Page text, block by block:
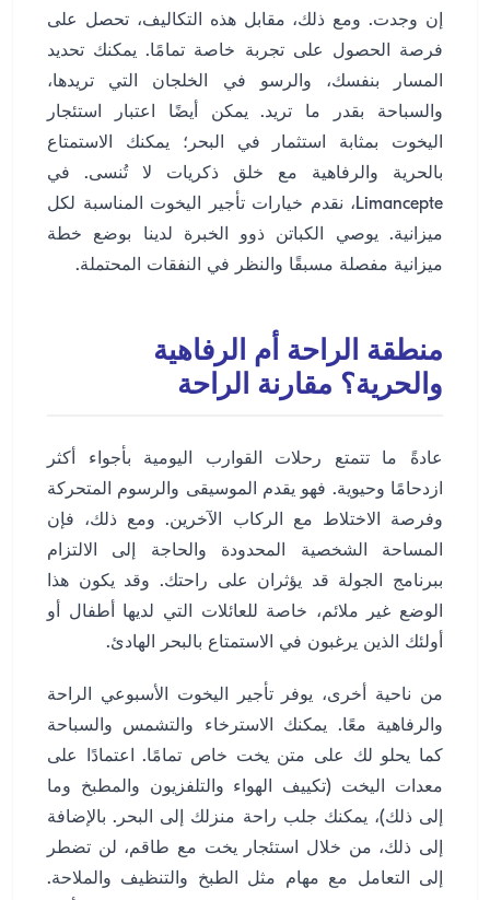
إن وجدت. ومع ذلك، مقابل هذه التكاليف، تحصل على
فرصة الحصول على تجربة خاصة تمامًا. يمكنك تحديد
المسار بنفسك، والرسو في الخلجان التي تريدها،
والسباحة بقدر ما تريد. يمكن أيضًا اعتبار استئجار
اليخوت بمثابة استثمار في البحر؛ يمكنك الاستمتاع
بالحرية والرفاهية مع خلق ذكريات لا تُنسى. في
Limancepte، نقدم خيارات تأجير اليخوت المناسبة لكل
ميزانية. يوصي الكباتن ذوو الخبرة لدينا بوضع خطة
ميزانية مفصلة مسبقًا والنظر في النفقات المحتملة.
منطقة الراحة أم الرفاهية
والحرية؟ مقارنة الراحة
عادةً ما تتمتع رحلات القوارب اليومية بأجواء أكثر
ازدحامًا وحيوية. فهو يقدم الموسيقى والرسوم المتحركة
وفرصة الاختلاط مع الركاب الآخرين. ومع ذلك، فإن
المساحة الشخصية المحدودة والحاجة إلى الالتزام
ببرنامج الجولة قد يؤثران على راحتك. وقد يكون هذا
الوضع غير ملائم، خاصة للعائلات التي لديها أطفال أو
أولئك الذين يرغبون في الاستمتاع بالبحر الهادئ.
من ناحية أخرى، يوفر تأجير اليخوت الأسبوعي الراحة
والرفاهية معًا. يمكنك الاسترخاء والتشمس والسباحة
كما يحلو لك على متن يخت خاص تمامًا. اعتمادًا على
معدات اليخت (تكييف الهواء والتلفزيون والمطبخ وما
إلى ذلك)، يمكنك جلب راحة منزلك إلى البحر. بالإضافة
إلى ذلك، من خلال استئجار يخت مع طاقم، لن تضطر
إلى التعامل مع مهام مثل الطبخ والتنظيف والملاحة.